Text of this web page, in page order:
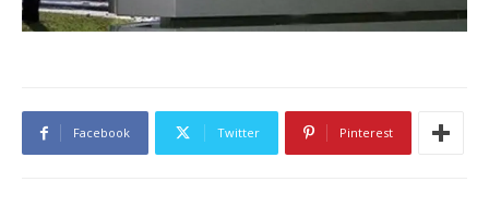
Facebook Twitter Pinterest